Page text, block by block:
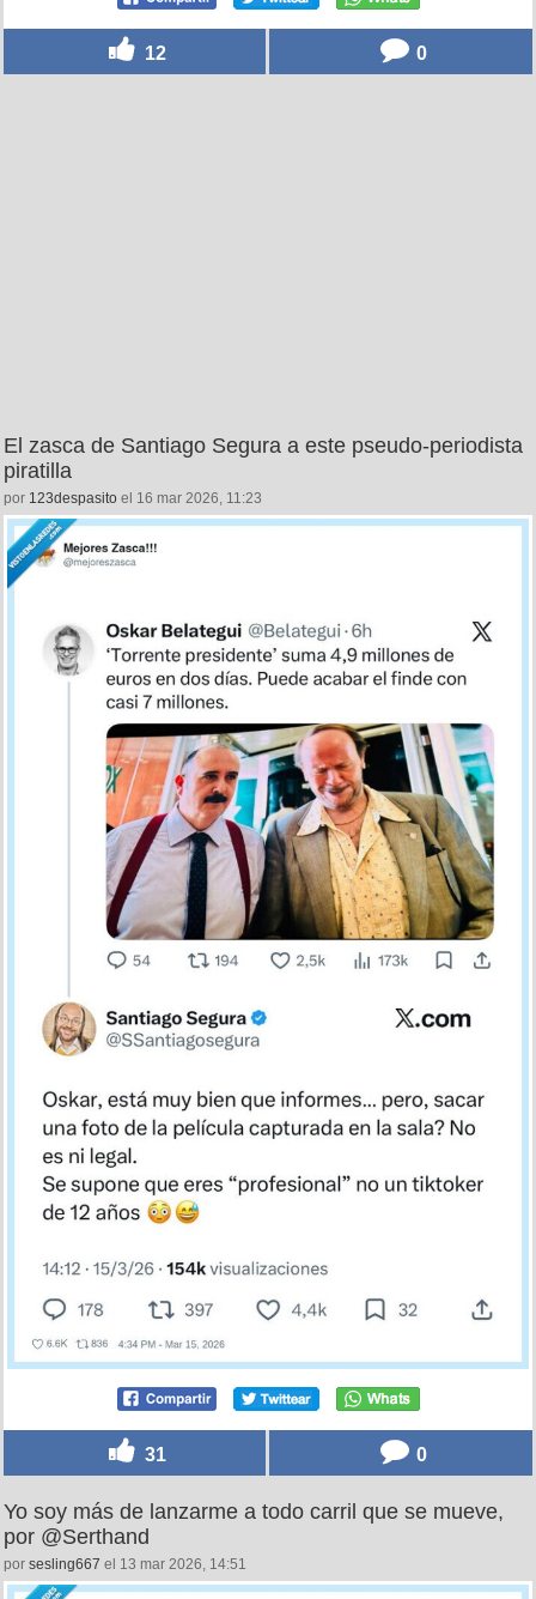
12 0
El zasca de Santiago Segura a este pseudo-periodista
piratilla
por 123despasito el 16 mar 2026, 11:23
31 0
Yo soy más de lanzarme a todo carril que se mueve,
por @Serthand
por sesling667 el 13 mar 2026, 14:51